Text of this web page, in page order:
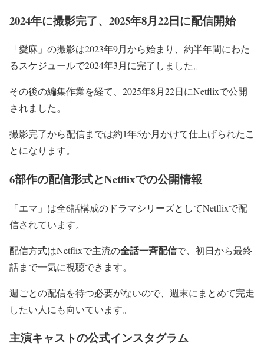
2024年に撮影完了、2025年8月22日に配信開始
「愛麻」の撮影は2023年9月から始まり、約半年間にわた
るスケジュールで2024年3月に完了しました。
その後の編集作業を経て、2025年8月22日にNetflixで公開
されました。
撮影完了から配信までは約1年5か月かけて仕上げられたこ
とになります。
6部作の配信形式とNetflixでの公開情報
「エマ」は全6話構成のドラマシリーズとしてNetflixで配
信されています。
配信方式はNetflixで主流の全話一斉配信で、初日から最終
話まで一気に視聴できます。
週ごとの配信を待つ必要がないので、週末にまとめて完走
したい人にも向いています。
主演キャストの公式インスタグラム